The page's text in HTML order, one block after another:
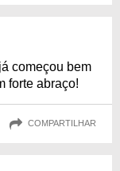
começou bem
forte abraço!
COMPARTILHAR